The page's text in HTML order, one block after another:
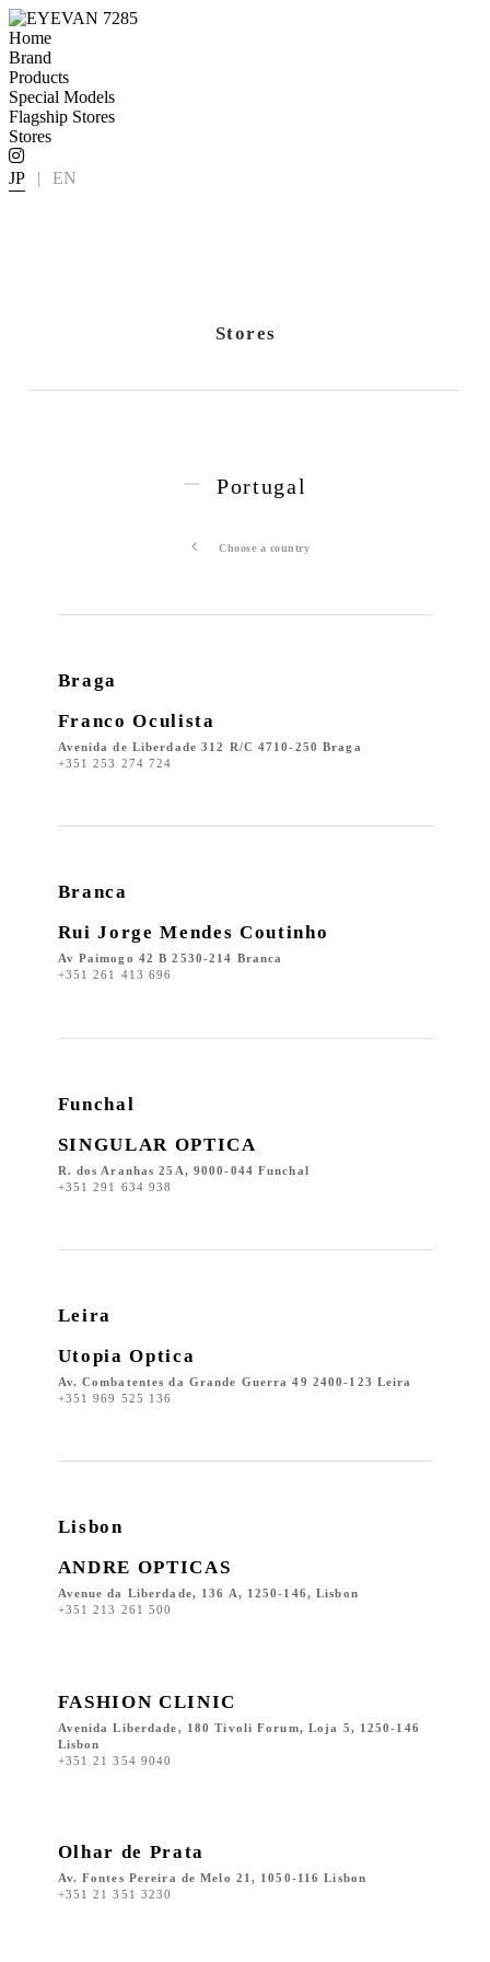
Home
Brand
Products
Special Models
Flagship Stores
Stores
JP | EN
Stores
Portugal
Choose a country
Braga
Franco Oculista
Avenida de Liberdade 312 R/C 4710-250 Braga
+351 253 274 724
Branca
Rui Jorge Mendes Coutinho
Av Paimogo 42 B 2530-214 Branca
+351 261 413 696
Funchal
SINGULAR OPTICA
R. dos Aranhas 25A, 9000-044 Funchal
+351 291 634 938
Leira
Utopia Optica
Av. Combatentes da Grande Guerra 49 2400-123 Leira
+351 969 525 136
Lisbon
ANDRE OPTICAS
Avenue da Liberdade, 136 A, 1250-146, Lisbon
+351 213 261 500
FASHION CLINIC
Avenida Liberdade, 180 Tivoli Forum, Loja 5, 1250-146
Lisbon
+351 21 354 9040
Olhar de Prata
Av. Fontes Pereira de Melo 21, 1050-116 Lisbon
+351 21 351 3230